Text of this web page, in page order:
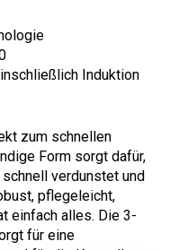
Induktion
zum schnellen
Form sorgt dafür,
verdunstet und
pflegeleicht,
einfach alles. Die 3-
für eine